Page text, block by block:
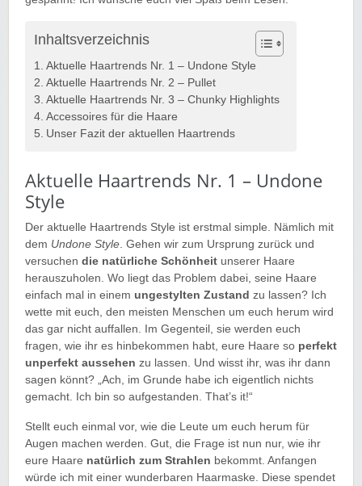
Inhaltsverzeichnis
Aktuelle Haartrends Nr. 1 – Undone Style
Aktuelle Haartrends Nr. 2 – Pullet
Aktuelle Haartrends Nr. 3 – Chunky Highlights
Accessoires für die Haare
Unser Fazit der aktuellen Haartrends
Aktuelle Haartrends Nr. 1 – Undone
Style
Der aktuelle Haartrends Style ist erstmal simple. Nämlich mit
dem Undone Style . Gehen wir zum Ursprung zurück und
versuchen die natürliche Schönheit unserer Haare
herauszuholen. Wo liegt das Problem dabei, seine Haare
einfach mal in einem ungestylten Zustand zu lassen? Ich
wette mit euch, den meisten Menschen um euch herum wird
das gar nicht auffallen. Im Gegenteil, sie werden euch
fragen, wie ihr es hinbekommen habt, eure Haare so perfekt
unperfekt aussehen zu lassen. Und wisst ihr, was ihr dann
sagen könnt? „Ach, im Grunde habe ich eigentlich nichts
gemacht. Ich bin so aufgestanden. That’s it!“
Stellt euch einmal vor, wie die Leute um euch herum für
Augen machen werden. Gut, die Frage ist nun nur, wie ihr
eure Haare natürlich zum Strahlen bekommt. Anfangen
würde ich mit einer wunderbaren Haarmaske. Diese spendet